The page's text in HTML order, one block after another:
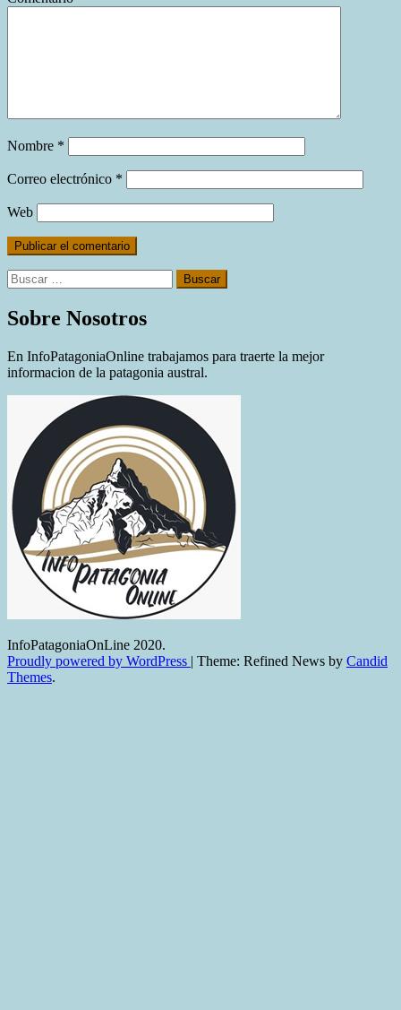
Nombre *
Correo electrónico *
Web
Buscar:
Sobre Nosotros
En InfoPatagoniaOnline trabajamos para traerte la mejor
informacion de la patagonia austral.
InfoPatagoniaOnLine 2020.
Proudly powered by WordPress | Theme: Refined News by Candid
Themes.